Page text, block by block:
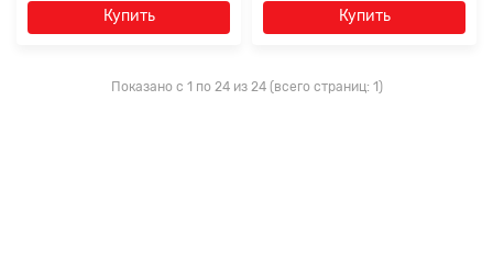
Купить Купить
Показано с 1 по 24 из 24 (всего страниц: 1)